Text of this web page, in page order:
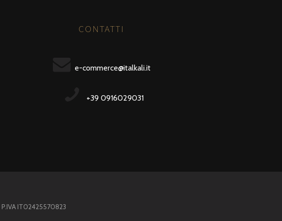
CONTATTI
e-commerce@italkali.it
+39 0916029031
P.IVA IT02425570823